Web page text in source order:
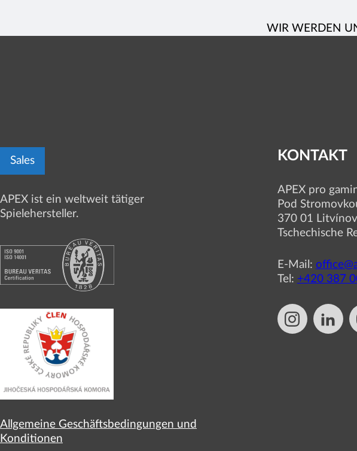
WIR WERDEN
Sales
APEX ist ein weltweit tätiger
Spielehersteller.
Allgemeine Geschäftsbedingungen und
Konditionen
KONTAKT
APEX pro
Pod
370 01
Tschechische
E-Mail:
Tel: +420 387